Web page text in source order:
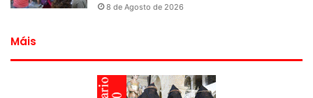
8 de Agosto de 2026
Máis